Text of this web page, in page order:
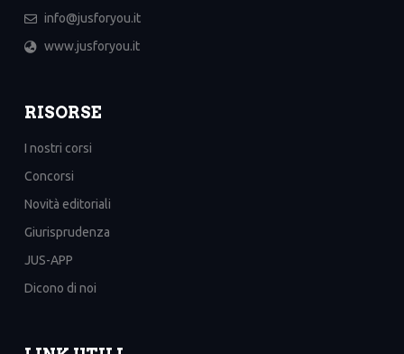
info@jusforyou.it
www.jusforyou.it
RISORSE
I nostri corsi
Concorsi
Novità editoriali
Giurisprudenza
JUS-APP
Dicono di noi